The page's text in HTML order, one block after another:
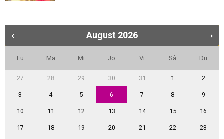
August 2026
Lu Ma Mi Jo Vi Sâ Du
27 28 29 30 31 1 2
3 4 5 6 7 8 9
10 11 12 13 14 15 16
17 18 19 20 21 22 23